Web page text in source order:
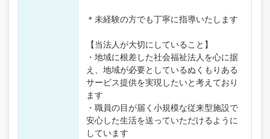
＊未経験の方でも丁寧に指導いたします
【当法人が大切にしていること】
・地域に根差した社会福祉法人を心に据
え、地域が必要としているぬくもりある
サービス提供を実現したいと考えており
ます
・職員の目が届く小規模な従来型施設で
安心した生活を送っていただけるように
しています